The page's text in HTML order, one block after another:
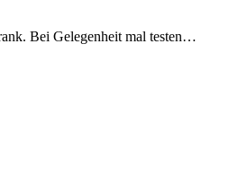
Bei Gelegenheit mal testen…